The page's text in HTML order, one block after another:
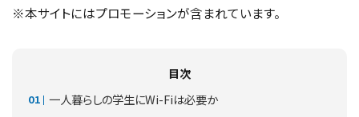
※本サイトにはプロモーションが含まれています。
目次
一人暮らしの学生にWi-Fiは必要か